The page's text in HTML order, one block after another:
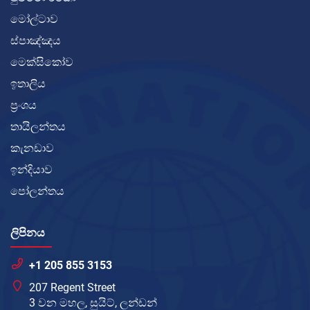
මෝල්ටාව
ස්පාඤ්ඤය
මෙක්සිකෝව
ඉතාලිය
ප්‍රංශය
තායිලන්තය
කැනඩාව
ඉන්දියාව
පෝලන්තය
ලිපිනය
+1 205 855 3153
207 Regent Street
3 වන මහල, සුයිට්, ලන්ඩන්